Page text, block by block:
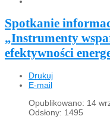
Spotkanie
„Instrumenty
efektywności
Drukuj
E-mail
Opublikowano: 14
Odsłony: 1495